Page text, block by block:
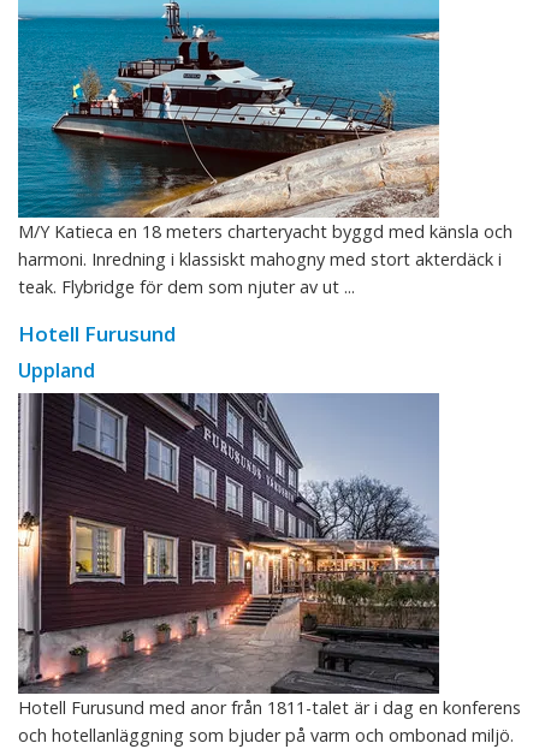
M/Y Katieca en 18 meters charteryacht byggd med känsla och
harmoni. Inredning i klassiskt mahogny med stort akterdäck i
teak. Flybridge för dem som njuter av ut ...
Hotell Furusund
Uppland
Hotell Furusund med anor från 1811-talet är i dag en konferens
och hotellanläggning som bjuder på varm och ombonad miljö.